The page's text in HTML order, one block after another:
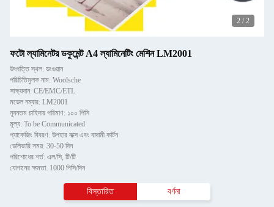
2 / 2
ফটো ল্যামিনেটর ডকুমেন্ট A4 ল্যামিনেটিং মেশিন LM2001
উৎপত্তি স্থল: ডংগুয়ান
পরিচিতিমুলক নাম: Woolsche
সাক্ষ্যদান: CE/EMC/ETL
মডেল নম্বার: LM2001
ন্যূনতম চাহিদার পরিমাণ: ১০০ পিসি
মূল্য: To be Communicated
প্যাকেজিং বিবরণ: উপহার বাক্স এবং বাদামী কার্টন
ডেলিভারি সময়: 30-50 দিন
পরিশোধের শর্ত: এল/সি, টি/টি
যোগানের ক্ষমতা: 1000 পিসি/দিন
বিস্তারিত বর্ণনা